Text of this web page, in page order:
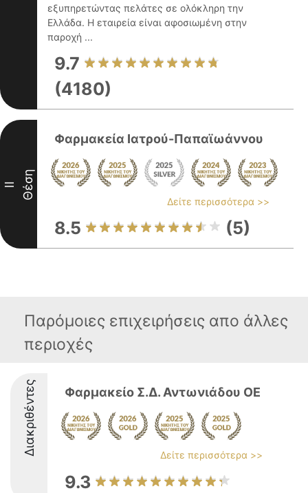
εξυπηρετώντας πελάτες σε ολόκληρη την
Ελλάδα. Η εταιρεία είναι αφοσιωμένη στην
παροχή ...
9.7
(4180)
II Θέση
Φαρμακεία Ιατρού-Παπαϊωάννου
Δείτε περισσότερα >>
8.5 (5)
Παρόμοιες επιχειρήσεις απο άλλες
περιοχές
Διακριθέντες Φαρμακείο Σ.Δ. Αντωνιάδου ΟΕ
Δείτε περισσότερα >>
9.3